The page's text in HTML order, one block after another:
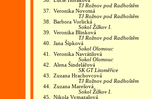
TJ Rožnov pod Radhoštěm
37. Veronika Novotná
TJ Rožnov pod Radhoštěm
38. Barbora Vorlická
Sokol Žižkov I.
39. Veronika Blinková
TJ Rožnov pod Radhoštěm
40. Jana Šípková
Sokol Olomouc
41. Veronika Navrátilová
Sokol Olomouc
42. Alena Šindelářová
SK GT Litoměřice
43. Zuzana Hrachovcová
TJ Rožnov pod Radhoštěm
44. Zuzana Marešová
Sokol Žižkov I.
45. Nikola Vymazalová